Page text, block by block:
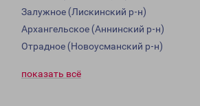
Залужное (Лискинский р-н)
Архангельское (Аннинский р-н)
Отрадное (Новоусманский р-н)
показать всё